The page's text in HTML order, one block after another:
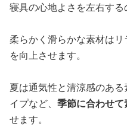
寝具の心地よさを左右する
柔らかく滑らかな素材は
を向上させます。
夏は通気性と清涼感のあ
イプなど、 季節に合わせ
せます。